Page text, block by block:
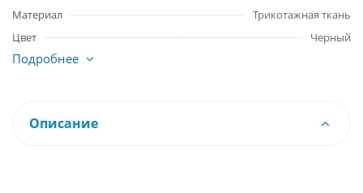
Материал
Трикотажная ткань
Цвет
Черный
Подробнее
Описание